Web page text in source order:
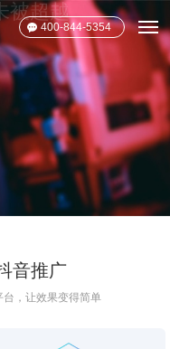
400-844-5354
被超越
5354
音推广
，让效果变得简单